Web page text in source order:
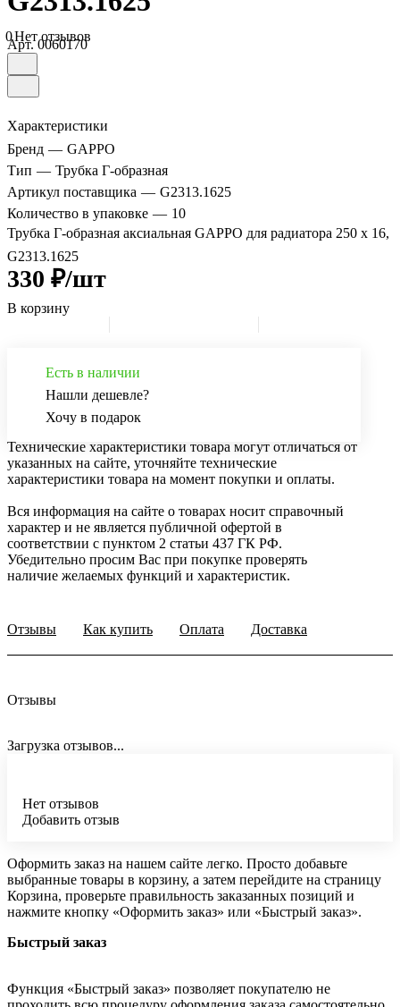
0Нет отзывов
Арт.0060170
Характеристики
Бренд — GAPPO
Тип — Трубка Г-образная
Артикул поставщика — G2313.1625
Количество в упаковке — 10
Трубка Г-образная аксиальная GAPPO для радиатора 250 х 16,
G2313.1625
330 ₽/шт
В корзину
Есть в наличии
Нашли дешевле?
Хочу в подарок
Технические характеристики товара могут отличаться от
указанных на сайте, уточняйте технические
характеристики товара на момент покупки и оплаты.
Вся информация на сайте о товарах носит справочный
характер и не является публичной офертой в
соответствии с пунктом 2 статьи 437 ГК РФ.
Убедительно просим Вас при покупке проверять
наличие желаемых функций и характеристик.
Отзывы Как купить Оплата Доставка
Отзывы
Загрузка отзывов...
Нет отзывов
Добавить отзыв
Оформить заказ на нашем сайте легко. Просто добавьте
выбранные товары в корзину, а затем перейдите на страницу
Корзина, проверьте правильность заказанных позиций и
нажмите кнопку «Оформить заказ» или «Быстрый заказ».
Быстрый заказ
Функция «Быстрый заказ» позволяет покупателю не